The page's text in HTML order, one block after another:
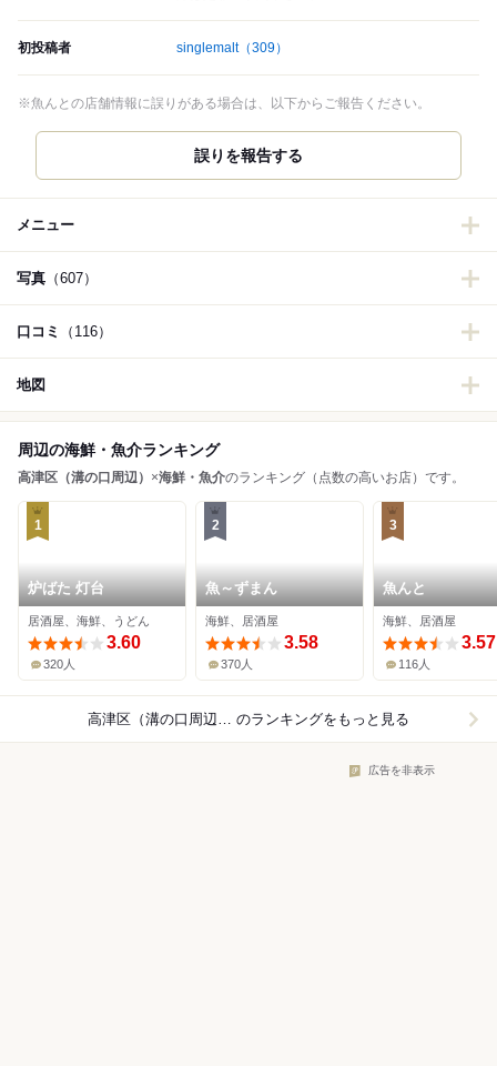
初投稿者 singlemalt（309）
※魚んとの店舗情報に誤りがある場合は、以下からご報告ください。
誤りを報告する
メニュー
写真 （607）
口コミ （116）
地図
周辺の海鮮・魚介ランキング
高津区（溝の口周辺） ×海鮮・魚介のランキング（点数の高いお店）です。
1
炉ばた 灯台
居酒屋、海鮮、うどん
3.60
320人
2
魚～ずまん
海鮮、居酒屋
3.58
370人
3
魚んと
海鮮、居酒屋
3.57
116人
高津区（溝の口周辺）×海鮮・魚介 のランキングをもっと見る
広告を非表示